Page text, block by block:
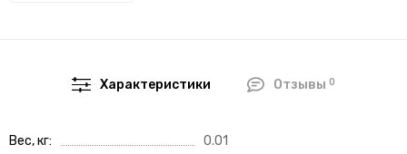
Характеристики Отзывы 0
Вес, кг 0.01